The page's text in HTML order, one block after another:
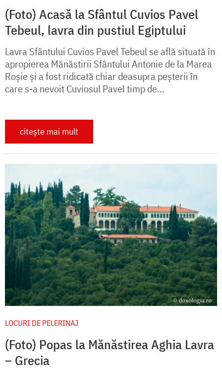
(Foto) Acasă la Sfântul Cuvios Pavel
Tebeul, lavra din pustiul Egiptului
Lavra Sfântului Cuvios Pavel Tebeul se află situată în
apropierea Mănăstirii Sfântului Antonie de la Marea
Roşie şi a fost ridicată chiar deasupra peşterii în
care s-a nevoit Cuviosul Pavel timp de...
citește mai mult
LOCURI DE PELERINAJ
(Foto) Popas la Mănăstirea Aghia Lavra
– Grecia